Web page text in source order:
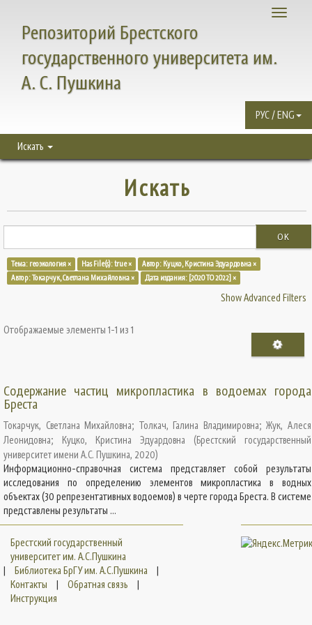
Toggle
Репозиторий Брестского
государственного университета им.
А. С. Пушкина
РУС / ENG
Искать
Искать
OK
Тема: геоэкология × Has File(s): true ×
Автор: Куцко, Кристина Эдуардовна ×
Автор: Токарчук, Светлана Михайловна ×
Дата издания: [2020 TO 2022] ×
Show Advanced Filters
Отображаемые элементы 1-1 из 1
Содержание частиц микропластика в водоемах города
Бреста
Токарчук, Светлана Михайловна; Толкач, Галина Владимировна;Жук, Алеся
Леонидовна; Куцко, Кристина Эдуардовна (Брестский государственный
университет имени А.С. Пушкина, 2020)
Информационно-справочная система представляет собой результаты
исследования по определению элементов микропластика в водных
объектах (30 репрезентативных водоемов) в черте города Бреста. В системе
представлены результаты ...
Брестский государственный
университет им. А.С.Пушкина
|
Библиотека БрГУ им. А.С.Пушкина
|
Контакты
| Обратная связь
|
Инструкция